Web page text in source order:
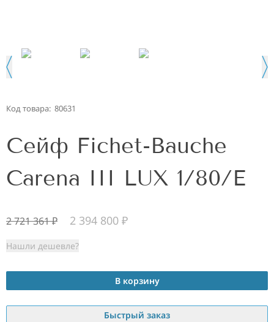
Код товара: 80631
Сейф Fichet-Bauche
Carena III LUX 1/80/E
2 721 361₽ 2 394 800 ₽
Нашли дешевле?
В корзину
Быстрый заказ